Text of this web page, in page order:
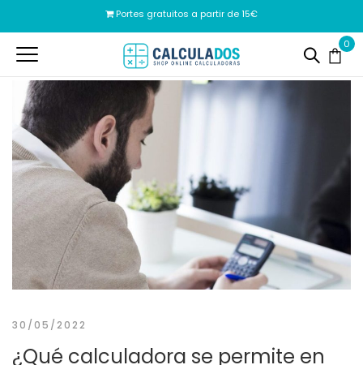
Portes gratuitos a partir de 15€
0
30/05/2022
¿Qué calculadora se permite en